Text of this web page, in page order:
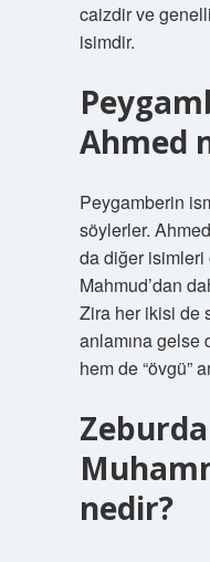
caizdir ve
isimdir.
Ahmed
Peygamberin
söylerler.
da diğer
Mahmud’dan
Zira her ikisi de
anlamına gelse
hem de “övgü”
nedir?